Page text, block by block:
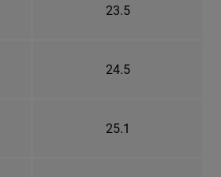
23.5
24.5
25.1